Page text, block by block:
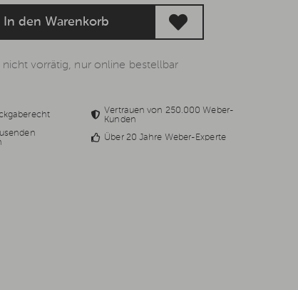
In den Warenkorb
nicht vorrätig, nur online bestellbar
Vertrauen von 250.000 Weber-
Kunden
Über 20 Jahre Weber-Experte